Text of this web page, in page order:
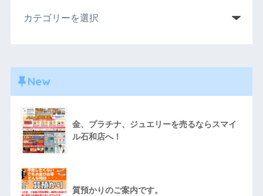
New
金、プラチナ、ジュエリーを売るならスマイ
ル石和店へ！
質預かりのご案内です。